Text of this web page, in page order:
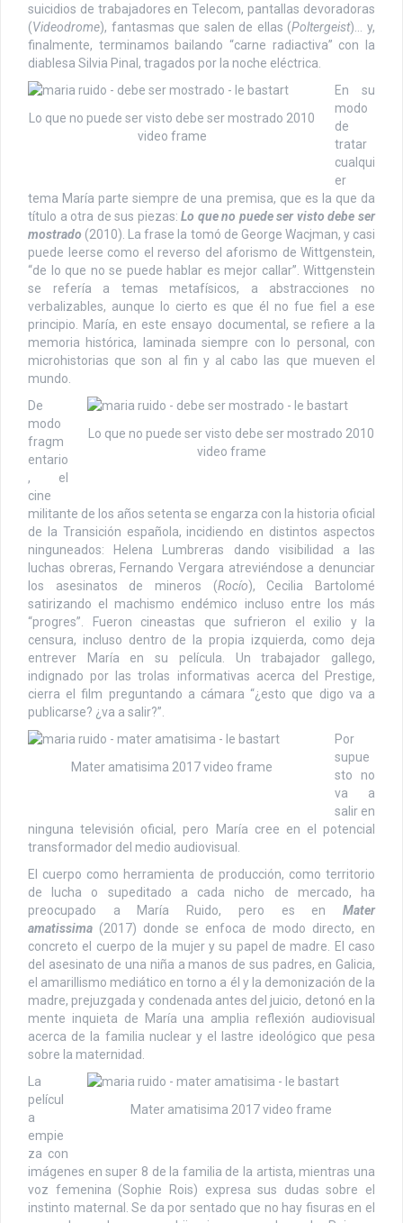
suicidios de trabajadores en Telecom, pantallas devoradoras
(Videodrome), fantasmas que salen de ellas (Poltergeist)… y,
finalmente, terminamos bailando “carne radiactiva” con la
diablesa Silvia Pinal, tragados por la noche eléctrica.
Lo que no puede ser visto debe ser mostrado 2010
video frame
En su
modo
de
tratar
cualqui
er
tema María parte siempre de una premisa, que es la que da
título a otra de sus piezas:Lo que no puede ser visto debe ser
mostrado (2010). La frase la tomó de George Wacjman, y casi
puede leerse como el reverso del aforismo de Wittgenstein,
“de lo que no se puede hablar es mejor callar”. Wittgenstein
se refería a temas metafísicos, a abstracciones no
verbalizables, aunque lo cierto es que él no fue fiel a ese
principio. María, en este ensayo documental, se refiere a la
memoria histórica, laminada siempre con lo personal, con
microhistorias que son al fin y al cabo las que mueven el
mundo.
Lo que no puede ser visto debe ser mostrado 2010
video frame
De
modo
fragm
entario
, el
cine
militante de los años setenta se engarza con la historia oficial
de la Transición española, incidiendo en distintos aspectos
ninguneados: Helena Lumbreras dando visibilidad a las
luchas obreras, Fernando Vergara atreviéndose a denunciar
los asesinatos de mineros (Rocío), Cecilia Bartolomé
satirizando el machismo endémico incluso entre los más
“progres”. Fueron cineastas que sufrieron el exilio y la
censura, incluso dentro de la propia izquierda, como deja
entrever María en su película. Un trabajador gallego,
indignado por las trolas informativas acerca del Prestige,
cierra el film preguntando a cámara “¿esto que digo va a
publicarse? ¿va a salir?”.
Mater amatisima 2017 video frame
Por
supue
sto no
va a
salir en
ninguna televisión oficial, pero María cree en el potencial
transformador del medio audiovisual.
El cuerpo como herramienta de producción, como territorio
de lucha o supeditado a cada nicho de mercado, ha
preocupado a María Ruido, pero es en Mater
amatissima (2017) donde se enfoca de modo directo, en
concreto el cuerpo de la mujer y su papel de madre. El caso
del asesinato de una niña a manos de sus padres, en Galicia,
el amarillismo mediático en torno a él y la demonización de la
madre, prejuzgada y condenada antes del juicio, detonó en la
mente inquieta de María una amplia reflexión audiovisual
acerca de la familia nuclear y el lastre ideológico que pesa
sobre la maternidad.
Mater amatisima 2017 video frame
La
películ
a
empie
za con
imágenes en super 8 de la familia de la artista, mientras una
voz femenina (Sophie Rois) expresa sus dudas sobre el
instinto maternal. Se da por sentado que no hay fisuras en el